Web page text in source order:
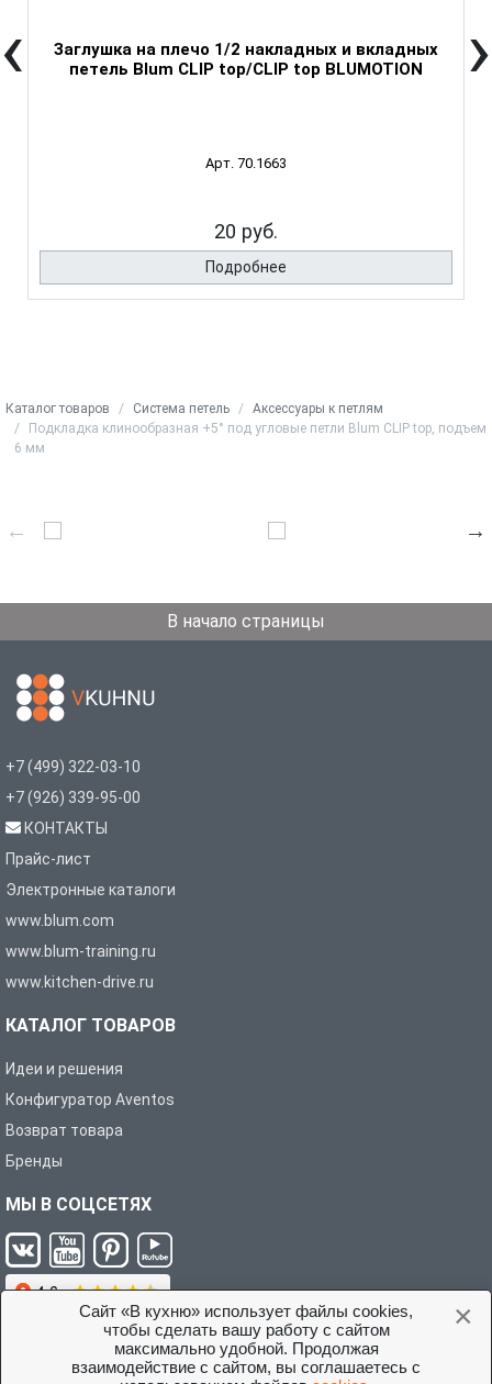
×
Сайт «В кухню» использует файлы cookies,
чтобы сделать вашу работу с сайтом
максимально удобной. Продолжая
взаимодействие с сайтом, вы соглашаетесь с
Заглушка на плечо 1/2 накладных и вкладных
петель Blum CLIP top/CLIP top BLUMOTION
Арт. 70.1663
20 руб.
Подробнее
‹ ›
Каталог товаров Система петель
Аксессуары к петлям
Подкладка клинообразная +5° под угловые петли Blum CLIP top, подъем
6 мм
В начало страницы
+7 (499) 322-03-10
+7 (926) 339-95-00
КОНТАКТЫ
Прайс-лист
Электронные каталоги
www.blum.com
www.blum-training.ru
www.kitchen-drive.ru
КАТАЛОГ ТОВАРОВ
Идеи и решения
Конфигуратор Aventos
Возврат товара
Бренды
МЫ В СОЦСЕТЯХ
Условия соглашения с покупателем